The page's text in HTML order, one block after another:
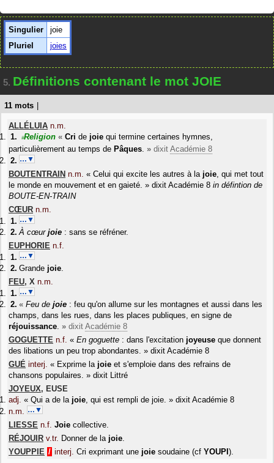
Singulier
joie
Pluriel
joies
5. Définitions contenant le mot JOIE
11 mots
ALLÉLUIA n.m.
#Religion « Cri de joie qui termine certaines hymnes,
particulièrement au temps de Pâques. » dixit Académie 8
…▼
BOUTENTRAIN n.m. « Celui qui excite les autres à la joie, qui met tout
le monde en mouvement et en gaieté. » dixit Académie 8 in défintion de
BOUTE-EN-TRAIN
CŒUR n.m.
…▼
À cœur joie : sans se réfréner.
EUPHORIE n.f.
…▼
Grande joie.
FEU, X n.m.
…▼
« Feu de joie : feu qu'on allume sur les montagnes et aussi dans les
champs, dans les rues, dans les places publiques, en signe de
réjouissance. » dixit Académie 8
GOGUETTE n.f. « En goguette : dans l'excitation joyeuse que donnent
des libations un peu trop abondantes. » dixit Académie 8
GUÉ interj. « Exprime la joie et s'emploie dans des refrains de
chansons populaires. » dixit Littré
JOYEUX, EUSE
adj. « Qui a de la joie, qui est rempli de joie. » dixit Académie 8
n.m. …▼
LIESSE n.f. Joie collective.
RÉJOUIR v.tr. Donner de la joie.
YOUPPIE / interj. Cri exprimant une joie soudaine (cf YOUPI ).